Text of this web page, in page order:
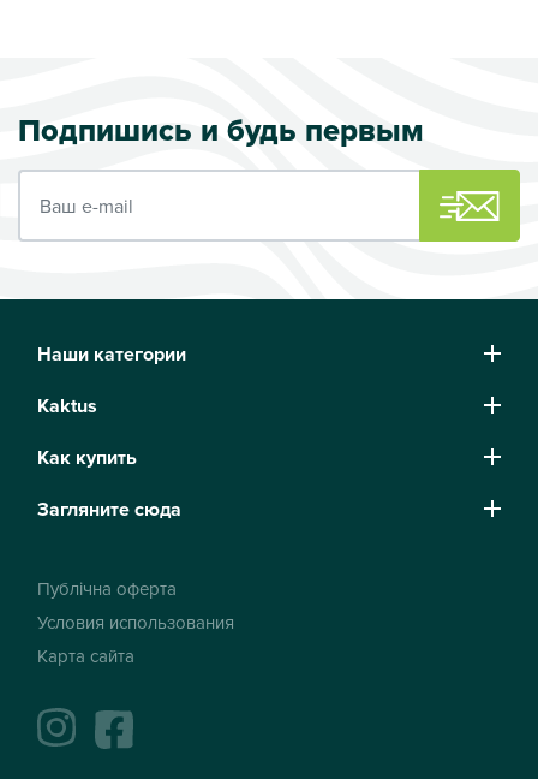
Подпишись и будь первым
Наши категории
Kaktus
Как купить
Загляните сюда
Публічна оферта
Условия использования
Карта сайта
instagramfacebook